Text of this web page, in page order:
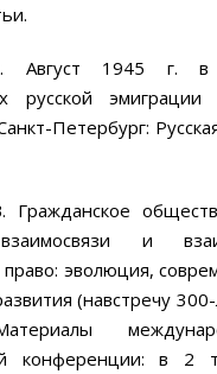
Август 1945 г.
русской
Петербург:
Гражданское
и
право: эволюция,
(навстречу
конференции: в